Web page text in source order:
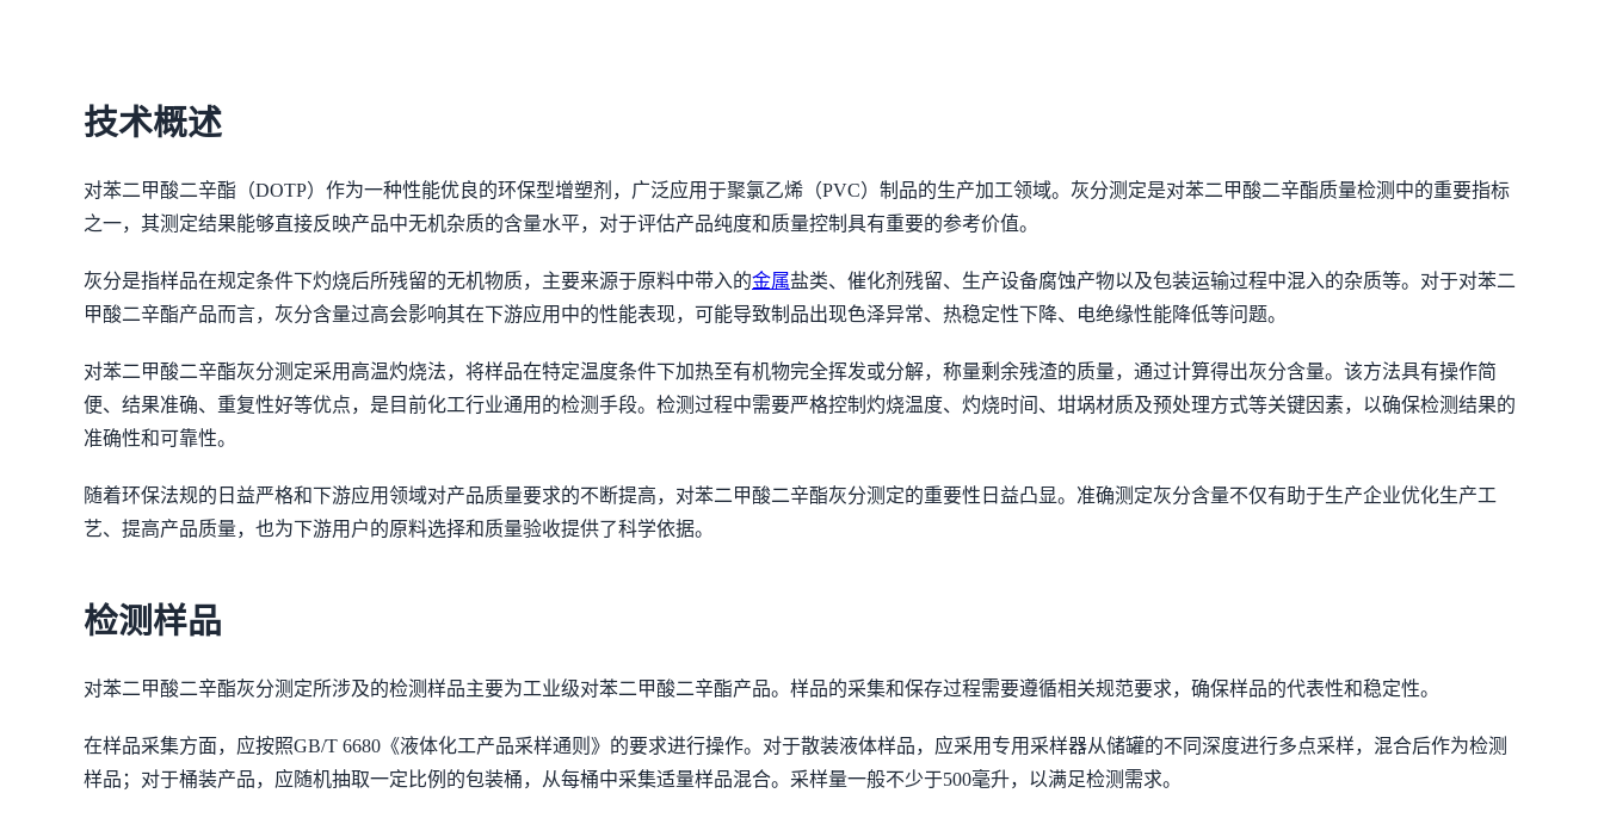
技术概述
对苯二甲酸二辛酯（DOTP）作为一种性能优良的环保型增塑剂，广泛应用于聚氯乙烯（PVC）制品的生产加工领域。灰分测定是对苯二甲酸二辛酯质量检测中的重要指标
之一，其测定结果能够直接反映产品中无机杂质的含量水平，对于评估产品纯度和质量控制具有重要的参考价值。
灰分是指样品在规定条件下灼烧后所残留的无机物质，主要来源于原料中带入的金属盐类、催化剂残留、生产设备腐蚀产物以及包装运输过程中混入的杂质等。对于对苯二
甲酸二辛酯产品而言，灰分含量过高会影响其在下游应用中的性能表现，可能导致制品出现色泽异常、热稳定性下降、电绝缘性能降低等问题。
对苯二甲酸二辛酯灰分测定采用高温灼烧法，将样品在特定温度条件下加热至有机物完全挥发或分解，称量剩余残渣的质量，通过计算得出灰分含量。该方法具有操作简
便、结果准确、重复性好等优点，是目前化工行业通用的检测手段。检测过程中需要严格控制灼烧温度、灼烧时间、坩埚材质及预处理方式等关键因素，以确保检测结果的
准确性和可靠性。
随着环保法规的日益严格和下游应用领域对产品质量要求的不断提高，对苯二甲酸二辛酯灰分测定的重要性日益凸显。准确测定灰分含量不仅有助于生产企业优化生产工
艺、提高产品质量，也为下游用户的原料选择和质量验收提供了科学依据。
检测样品
对苯二甲酸二辛酯灰分测定所涉及的检测样品主要为工业级对苯二甲酸二辛酯产品。样品的采集和保存过程需要遵循相关规范要求，确保样品的代表性和稳定性。
在样品采集方面，应按照GB/T 6680《液体化工产品采样通则》的要求进行操作。对于散装液体样品，应采用专用采样器从储罐的不同深度进行多点采样，混合后作为检测
样品；对于桶装产品，应随机抽取一定比例的包装桶，从每桶中采集适量样品混合。采样量一般不少于500毫升，以满足检测需求。